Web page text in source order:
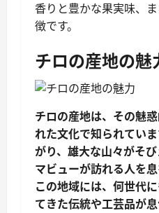
香りと豊かな果実味、
徴です。
チロの産地の魅
チロの産地は、その魅
れた文化で知られてい
がり、雄大な山々がそび
マビューが訪れる人を
この地域には、何世代
てきた伝統や工芸品が